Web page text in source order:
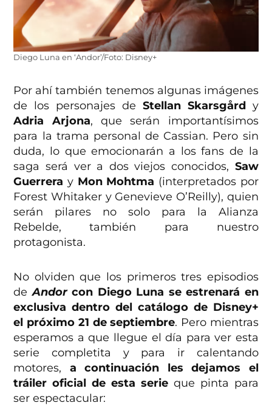
Diego Luna en ‘Andor’/Foto: Disney+
Por ahí también tenemos algunas imágenes
de los personajes de Stellan Skarsgårdy
Adria Arjona, que serán importantísimos
para la trama personal de Cassian. Pero sin
duda, lo que emocionarán a los fans de la
saga será ver a dos viejos conocidos, Saw
Guerrera y Mon Mohtma (interpretados por
Forest Whitaker y Genevieve O’Reilly), quien
serán pilares no solo para la Alianza
Rebelde, también para nuestro
protagonista.
No olviden que los primeros tres episodios
deAndorcon Diego Luna se estrenará en
exclusiva dentro del catálogo de Disney+
el próximo 21 de septiembre. Pero mientras
esperamos a que llegue el día para ver esta
serie completita y para ir calentando
motores, a continuación les dejamos el
tráiler oficial de esta serieque pinta para
ser espectacular: